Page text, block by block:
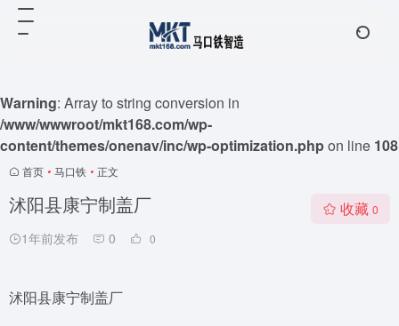
Warning: Array to string conversion in
/www/wwwroot/mkt168.com/wp-
content/themes/onenav/inc/wp-optimization.phpon line 108
首页 • 马口铁 • 正文
沭阳县康宁制盖厂
1年前发布 0 0
收藏 0
沭阳县康宁制盖厂